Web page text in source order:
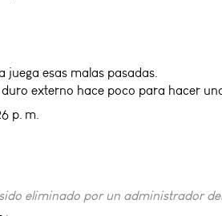
juega esas malas pasadas.
externo hace poco para hacer
p. m.
eliminado por un administrador